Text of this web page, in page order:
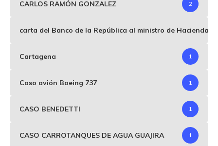
CARLOS RAMÓN GONZALEZ 2
carta del Banco de la República al ministro de Hacienda
Cartagena 1
Caso avión Boeing 737 1
CASO BENEDETTI 1
CASO CARROTANQUES DE AGUA GUAJIRA 1